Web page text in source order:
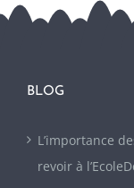
BLOG
L’importance
revoir à